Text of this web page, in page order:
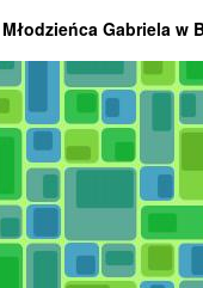
Gabriela w